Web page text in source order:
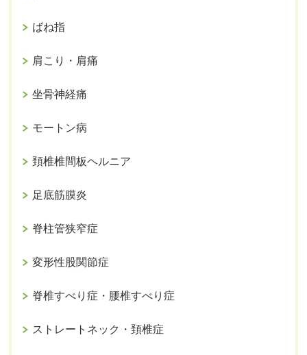
ばね指
肩こり・肩痛
坐骨神経痛
モートン病
頚椎椎間板ヘルニア
足底筋膜炎
脊柱管狭窄症
変形性股関節症
脊椎すべり症・腰椎すべり症
ストレートネック・頚椎症